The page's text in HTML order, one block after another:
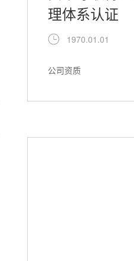
理体系认证
1970.01.01
公司资质